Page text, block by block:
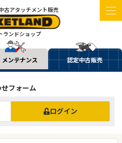
古アタッチメント販売
ランドショップ
メンテナンス 認定中古販売
フォーム
ログイン